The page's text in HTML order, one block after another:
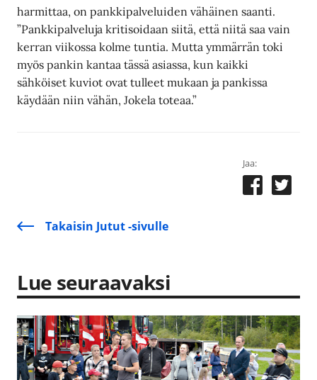
harmittaa, on pankkipalveluiden vähäinen saanti.
”Pankkipalveluja kritisoidaan siitä, että niitä saa vain
kerran viikossa kolme tuntia. Mutta ymmärrän toki
myös pankin kantaa tässä asiassa, kun kaikki
sähköiset kuviot ovat tulleet mukaan ja pankissa
käydään niin vähän, Jokela toteaa.”
Jaa:
Takaisin Jutut -sivulle
Lue seuraavaksi